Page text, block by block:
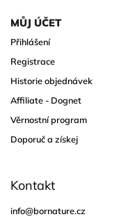
MŮJ ÚČET
Přihlášení
Registrace
Historie objednávek
Affiliate - Dognet
Věrnostní program
Doporuč a získej
Kontakt
info@bornature.cz